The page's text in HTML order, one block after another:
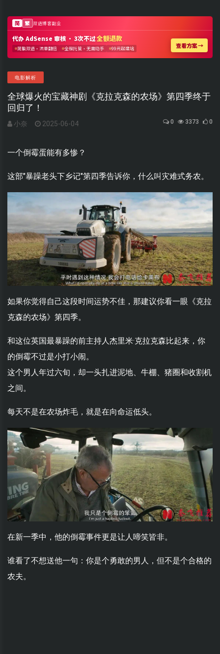
电影解析
全球爆火的宝藏神剧《克拉克森的农场》第四季终于
回归了！
小奈 2025-06-04 0 3373 0
一个倒霉蛋能有多惨？
这部"暴躁老头下乡记"第四季告诉你，什么叫灾难式务农。
如果你觉得自己这段时间运势不佳，那建议你看一眼《克拉
克森的农场》第四季。
和这位英国最暴躁的前主持人杰里米·克拉克森比起来，你
的倒霉不过是小打小闹。
这个男人年过六旬，却一头扎进泥地、牛棚、猪圈和收割机
之间。
每天不是在农场炸毛，就是在向命运低头。
在新一季中，他的倒霉事件更是让人啼笑皆非。
谁看了不想送他一句：你是个勇敢的男人，但不是个合格的
农夫。